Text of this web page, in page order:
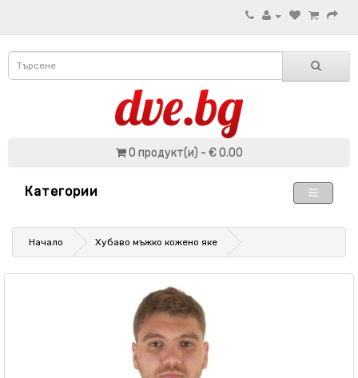
0 продукт(и) - € 0.00
Категории
Начало Хубаво мъжко кожено яке